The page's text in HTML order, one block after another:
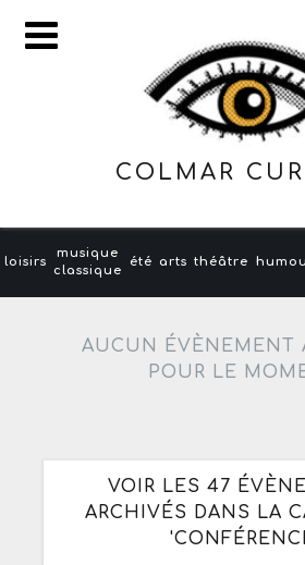
COLMAR
loisirs
musique
classique
été arts théâtre
AUCUN ÉVÈNEMENT
POUR LE
VOIR LES 47
ARCHIVÉS DANS LA